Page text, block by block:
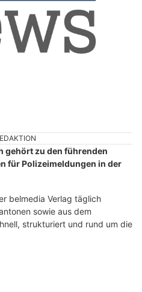
gehört zu den führenden
für Polizeimeldungen in der
belmedia Verlag täglich
sowie aus dem
strukturiert und rund um die